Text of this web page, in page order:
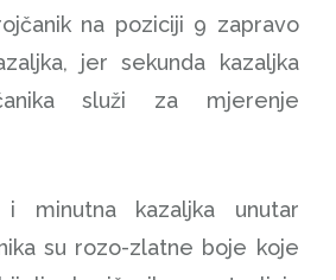
na poziciji 9 zapravo
jer sekunda kazaljka
služi za mjerenje
i minutna kazaljka unutar
su rozo-zlatne boje koje